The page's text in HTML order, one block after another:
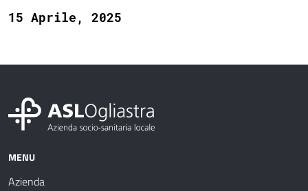
15 Aprile, 2025
MENU
Azienda